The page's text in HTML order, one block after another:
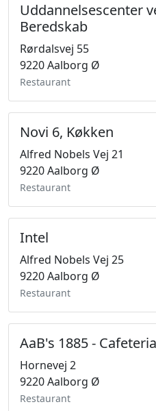
Uddannelsescenter
Beredskab
Rørdalsvej 55
9220 Aalborg Ø
Restaurant
Novi 6, Køkken
Alfred Nobels Vej 21
9220 Aalborg Ø
Restaurant
Intel
Alfred Nobels Vej 25
9220 Aalborg Ø
Restaurant
AaB's 1885 - Cafeteria
Hornevej 2
9220 Aalborg Ø
Restaurant